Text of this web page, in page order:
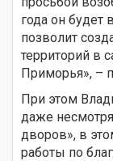
года он будет
позволит
территорий в
Приморья», –
При этом
даже
дворов», в
работы по